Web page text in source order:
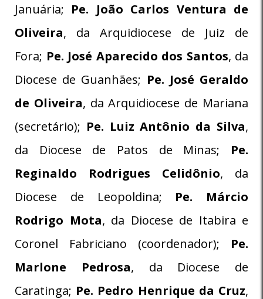
Januária; Pe. João Carlos Ventura de
Oliveira, da Arquidiocese de Juiz de
Fora; Pe. José Aparecido dos Santos, da
Diocese de Guanhães; Pe. José Geraldo
de Oliveira, da Arquidiocese de Mariana
(secretário); Pe. Luiz Antônio da Silva,
da Diocese de Patos de Minas; Pe.
Reginaldo Rodrigues Celidônio, da
Diocese de Leopoldina; Pe. Márcio
Rodrigo Mota, da Diocese de Itabira e
Coronel Fabriciano (coordenador); Pe.
Marlone Pedrosa, da Diocese de
Caratinga; Pe. Pedro Henrique da Cruz,